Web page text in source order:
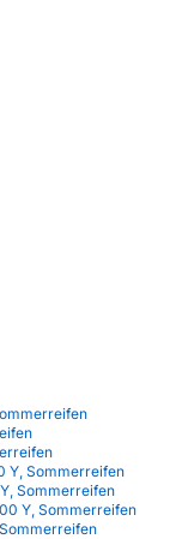
Y, Sommerreifen
Y, Sommerreifen
Y, Sommerreifen